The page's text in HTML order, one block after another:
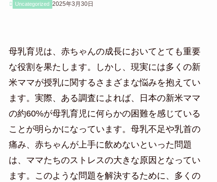
Uncategorized 2025年3月30日
母乳育児は、赤ちゃんの成長においてとても重要
な役割を果たします。しかし、現実には多くの新
米ママが授乳に関するさまざまな悩みを抱えてい
ます。実際、ある調査によれば、日本の新米ママ
の約60%が母乳育児に何らかの困難を感じている
ことが明らかになっています。母乳不足や乳首の
痛み、赤ちゃんが上手に飲めないといった問題
は、ママたちのストレスの大きな原因となってい
ます。このような問題を解決するために、多くの